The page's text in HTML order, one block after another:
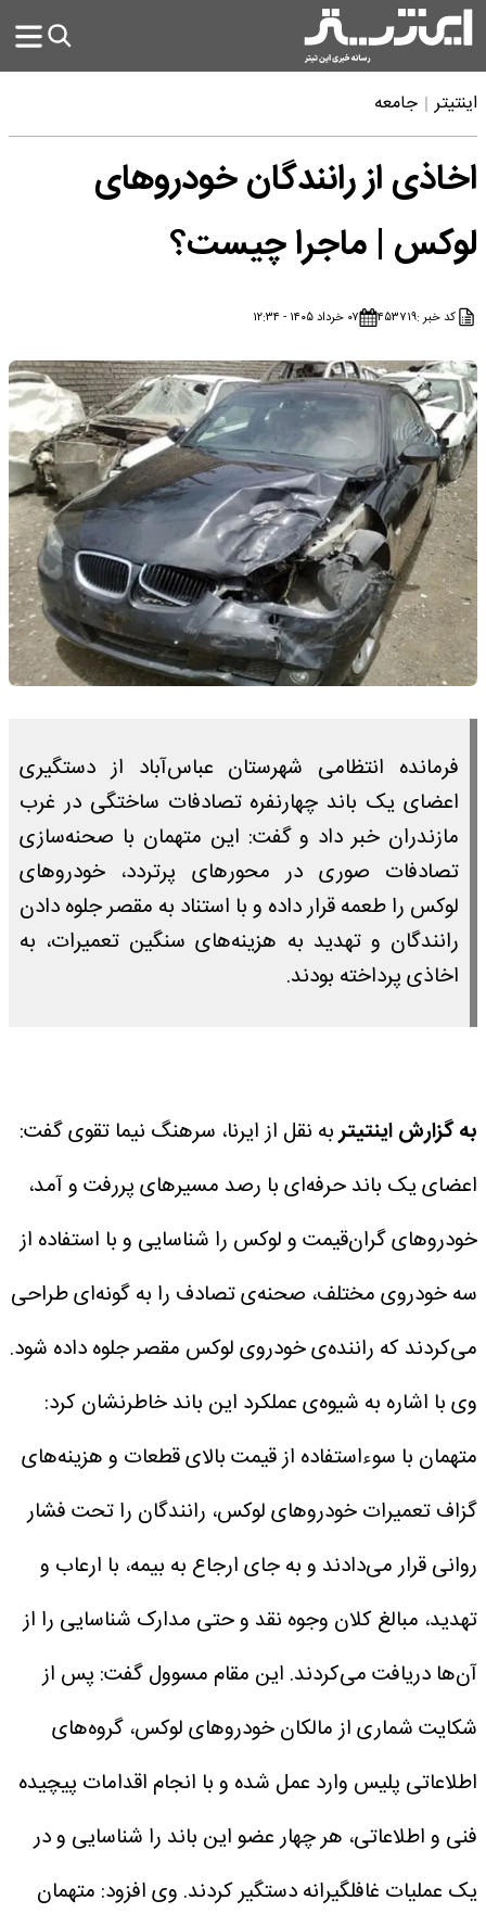
اینتیتر جامعه
اخاذی از رانندگان خودروهای
لوکس | ماجرا چیست؟
کد خبر :۴۵۳۷۱۹ ۰۷ خرداد ۱۴۰۵ - ۱۲:۳۴
فرمانده انتظامی شهرستان عباس‌آباد از دستگیری
اعضای یک باند چهارنفره تصادفات ساختگی در غرب
مازندران خبر داد و گفت: این متهمان با صحنه‌سازی
تصادفات صوری در محورهای پرتردد، خودروهای
لوکس را طعمه قرار داده و با استناد به مقصر جلوه دادن
رانندگان و تهدید به هزینه‌های سنگین تعمیرات، به
اخاذی پرداخته بودند.
به گزارش اینتیتربه نقل از ایرنا، سرهنگ نیما تقوی گفت:
اعضای یک باند حرفه‌ای با رصد مسیرهای پررفت و آمد،
خودروهای گران‌قیمت و لوکس را شناسایی و با استفاده از
سه خودروی مختلف، صحنه‌ی تصادف را به گونه‌ای طراحی
می‌کردند که راننده‌ی خودروی لوکس مقصر جلوه داده شود.
وی با اشاره به شیوه‌ی عملکرد این باند خاطرنشان کرد:
متهمان با سوءاستفاده از قیمت بالای قطعات و هزینه‌های
گزاف تعمیرات خودروهای لوکس، رانندگان را تحت فشار
روانی قرار می‌دادند و به جای ارجاع به بیمه، با ارعاب و
تهدید، مبالغ کلان وجوه نقد و حتی مدارک شناسایی را از
آن‌ها دریافت می‌کردند. این مقام مسوول گفت: پس از
شکایت شماری از مالکان خودروهای لوکس، گروه‌های
اطلاعاتی پلیس وارد عمل شده و با انجام اقدامات پیچیده
فنی و اطلاعاتی، هر چهار عضو این باند را شناسایی و در
یک عملیات غافلگیرانه دستگیر کردند. وی افزود: متهمان